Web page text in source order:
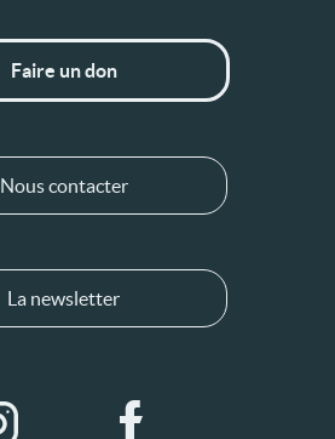
Faire un don
Nous contacter
La newsletter